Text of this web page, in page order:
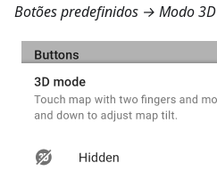
Botões predefinidos → Modo 3D